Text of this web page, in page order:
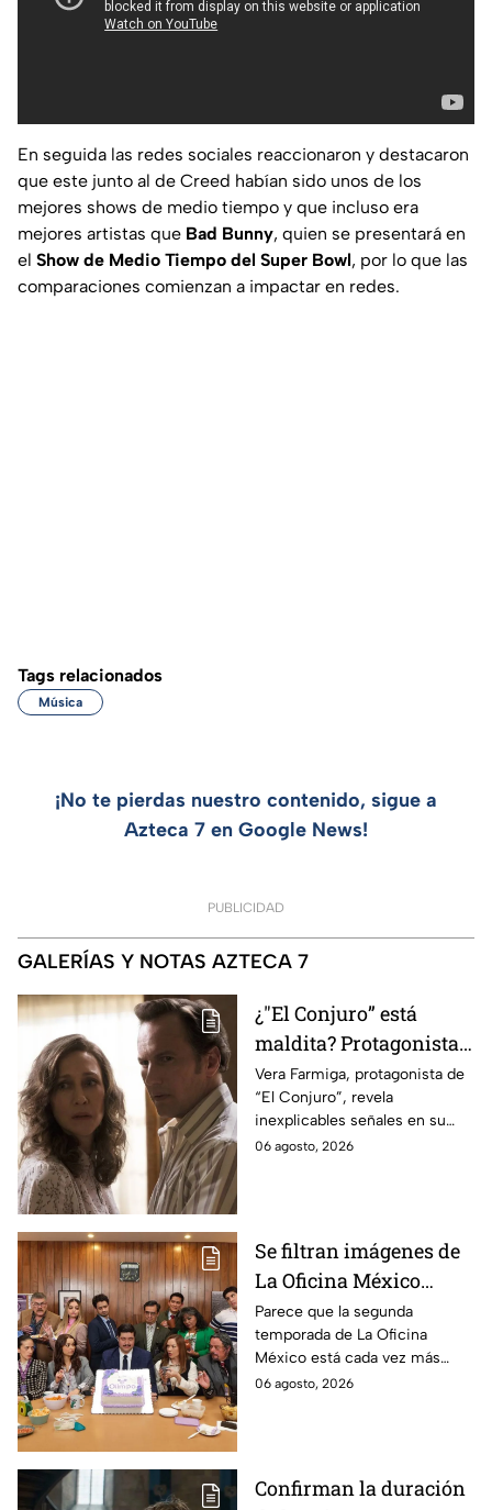
En seguida las redes sociales reaccionaron y destacaron
que este junto al de Creed habían sido unos de los
mejores shows de medio tiempo y que incluso era
mejores artistas que Bad Bunny, quien se presentará en
el Show de Medio Tiempo del Super Bowl, por lo que las
comparaciones comienzan a impactar en redes.
Tags relacionados
Música
¡No te pierdas nuestro contenido, sigue a
Azteca 7 en Google News!
PUBLICIDAD
GALERÍAS Y NOTAS AZTECA 7
¿"El Conjuro” está
maldita? Protagonista
revela INQUIETANTES
señales en su cuerpo
durante la grabación de
la película
Vera Farmiga, protagonista de
“El Conjuro”, revela
inexplicables señales en su
cuerpo durante el rodaje de la
06 agosto, 2026
Se filtran imágenes de
La Oficina México
temporada 2 y un
detalle desata teorías
entre los fans
Parece que la segunda
temporada de La Oficina
México está cada vez más
cerca, pues el elenco ya se
06 agosto, 2026
Confirman la duración